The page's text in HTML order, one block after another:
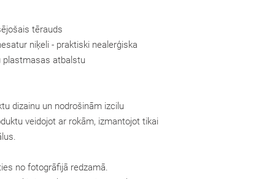
tērauds
niķeli - praktiski nealerģiska
plastmasas atbalstu
dizainu un nodrošinām izcilu
veidojot ar rokām, izmantojot tikai
no fotogrāfijā redzamā.